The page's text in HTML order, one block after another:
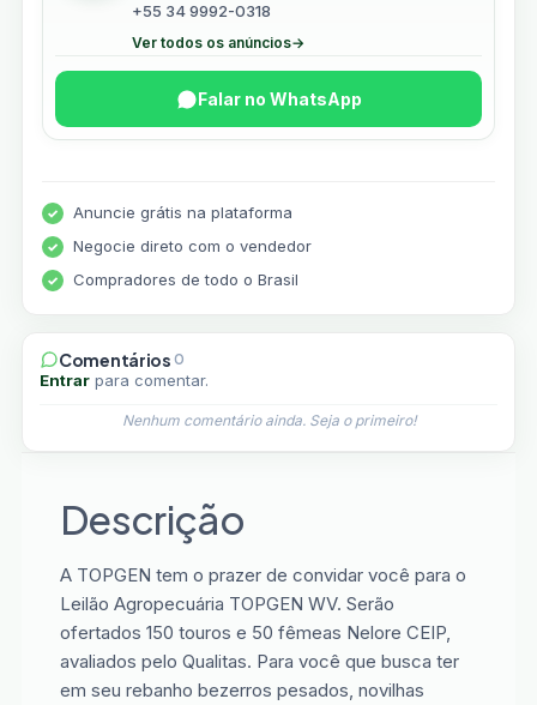
+55 34 9992-0318
Ver todos os anúncios→
Falar no WhatsApp
Anuncie grátis na plataforma
Negocie direto com o vendedor
Compradores de todo o Brasil
Comentários 0
Entrarpara comentar.
Nenhum comentário ainda. Seja o primeiro!
Descrição
A TOPGEN tem o prazer de convidar você para o
Leilão Agropecuária TOPGEN WV. Serão
ofertados 150 touros e 50 fêmeas Nelore CEIP,
avaliados pelo Qualitas. Para você que busca ter
em seu rebanho bezerros pesados, novilhas